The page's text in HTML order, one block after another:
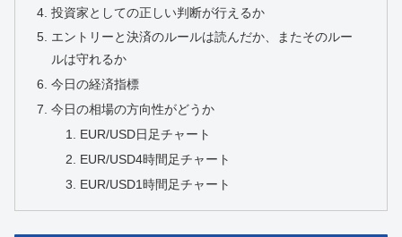
投資家としての正しい判断が行えるか
エントリーと決済のルールは読んだか、またそのルー
ルは守れるか
今日の経済指標
今日の相場の方向性がどうか
EUR/USD日足チャート
EUR/USD4時間足チャート
EUR/USD1時間足チャート